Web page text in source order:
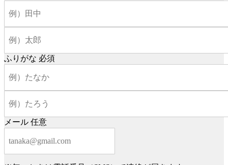
ふりがな 必須
メール 任意